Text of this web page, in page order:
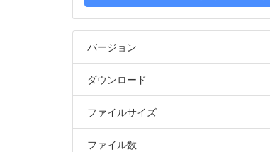
バージョン
ダウンロード
ファイルサイズ
ファイル数